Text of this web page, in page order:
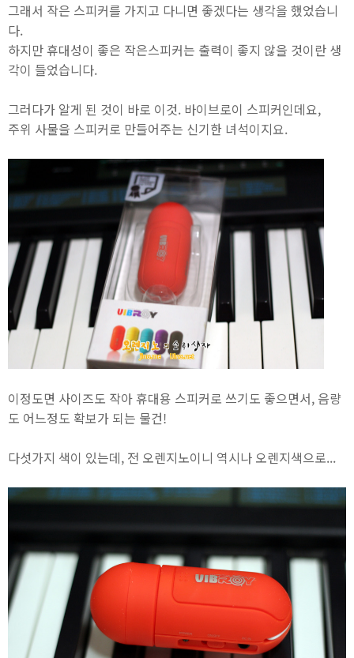
그래서 작은 스피커를 가지고 다니면 좋겠다는 생각을 했었습니
다.
하지만 휴대성이 좋은 작은스피커는 출력이 좋지 않을 것이란 생
각이 들었습니다.
그러다가 알게 된 것이 바로 이것. 바이브로이 스피커인데요,
주위 사물을 스피커로 만들어주는 신기한 녀석이지요.
이정도면 사이즈도 작아 휴대용 스피커로 쓰기도 좋으면서, 음량
도 어느정도 확보가 되는 물건!
다섯가지 색이 있는데, 전 오렌지노이니 역시나 오렌지색으로...